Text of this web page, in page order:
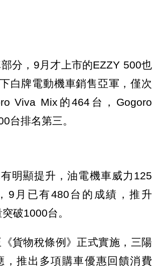
分，9月才上市的EZZY 500也
白牌電動機車銷售亞軍，僅次
Viva Mix的464台，Gogoro
台排名第三。
明顯提升，油電機車威力125
9月已有480台的成績，推升
破1000台。
貨物稅條例》正式實施，三陽
，推出多項購車優惠回饋消費